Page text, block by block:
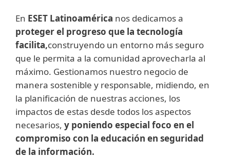
En ESET Latinoamérica nos dedicamos a
proteger el progreso que la tecnología
facilita,construyendo un entorno más seguro
que le permita a la comunidad aprovecharla al
máximo. Gestionamos nuestro negocio de
manera sostenible y responsable, midiendo, en
la planificación de nuestras acciones, los
impactos de estas desde todos los aspectos
necesarios, y poniendo especial foco en el
compromiso con la educación en seguridad
de la información.